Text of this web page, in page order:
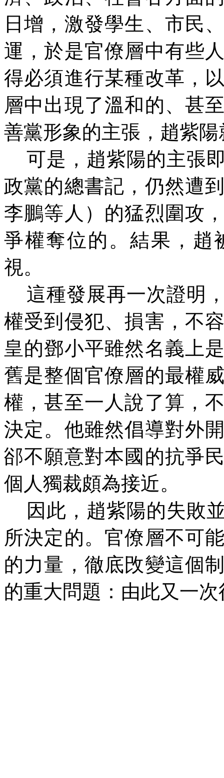
日增，激發學生、市民
運，於是官僚層中有些
得必須進行某種改革，
層中出現了溫和的、甚
善黨形象的主張，趙紫
可是，趙紫陽的主張
政黨的總書記，仍然遭
李鵬等人）的猛烈圍攻
爭權奪位的。結果，趙
視。
這種發展再一次證明
權受到侵犯、損害，不
皇的鄧小平雖然名義上
舊是整個官僚層的最權
權，甚至一人說了算，
決定。他雖然倡導對外
郤不願意對本國的抗爭
個人獨裁頗為接近。
因此，趙紫陽的失敗
所決定的。官僚層不可
的力量，徹底攺變這個
的重大問題：由此又一